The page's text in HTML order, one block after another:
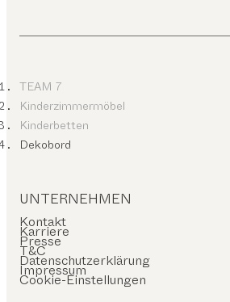
TEAM 7
Kinderzimmermöbel
Kinderbetten
Dekobord
UNTERNEHMEN
Kontakt
Karriere
Presse
T&C
Datenschutzerklärung
Impressum
Cookie-Einstellungen